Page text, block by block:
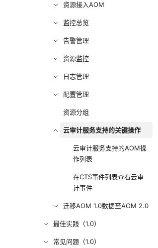
资源接入AOM
监控总览
告警管理
资源监控
日志管理
配置管理
资源分组
云审计服务支持的关键操作
云审计服务支持的AOM操
作列表
在CTS事件列表查看云审
计事件
迁移AOM 1.0数据至AOM 2.0
最佳实践（1.0）
常见问题（1.0）